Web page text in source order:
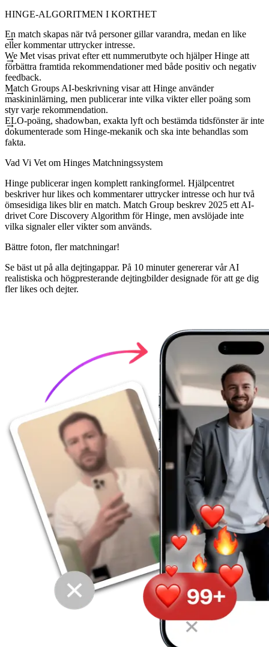
HINGE-ALGORITMEN I KORTHET
En match skapas när två personer gillar varandra, medan en like
eller kommentar uttrycker intresse.
We Met visas privat efter ett nummerutbyte och hjälper Hinge att
förbättra framtida rekommendationer med både positiv och negativ
feedback.
Match Groups AI-beskrivning visar att Hinge använder
maskininlärning, men publicerar inte vilka vikter eller poäng som
styr varje rekommendation.
ELO-poäng, shadowban, exakta lyft och bestämda tidsfönster är inte
dokumenterade som Hinge-mekanik och ska inte behandlas som
fakta.
Vad Vi Vet om Hinges Matchningssystem
Hinge publicerar ingen komplett rankingformel. Hjälpcentret
beskriver hur likes och kommentarer uttrycker intresse och hur två
ömsesidiga likes blir en match. Match Group beskrev 2025 ett AI-
drivet Core Discovery Algorithm för Hinge, men avslöjade inte
vilka signaler eller vikter som används.
Bättre foton, fler matchningar!
Se bäst ut på alla dejtingappar. På 10 minuter genererar vår AI
realistiska och högpresterande dejtingbilder designade för att ge dig
fler likes och dejter.